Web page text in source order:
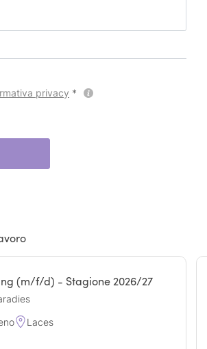
privacy *
(m/f/d) - Stagione 2026/27
Laces